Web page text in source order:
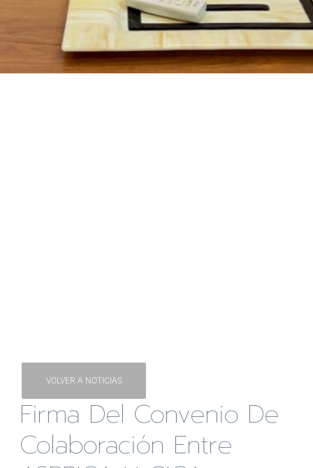
VOLVER A NOTICIAS
Firma Del Convenio De
Colaboración Entre